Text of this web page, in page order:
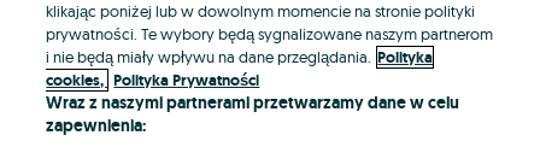
Kontynuuj przez konto Google
LUB
klikając poniżej lub w dowolnym momencie na stronie polityki
prywatności. Te wybory będą sygnalizowane naszym partnerom
i nie będą miały wpływu na dane przeglądania. Polityka
cookies, Polityka Prywatności
Wraz z naszymi partnerami przetwarzamy dane w celu
zapewnienia: